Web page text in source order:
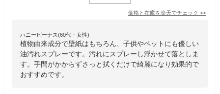
価格と在庫を楽天でチェック >>
ハニービーナス(60代・女性)
植物由来成分で壁紙はもちろん、子供やペットにも優しい
油汚れスプレーです。汚れにスプレーし浮かせて落としま
す。手間がかからずさっと拭くだけで綺麗になり効果的で
おすすめです。